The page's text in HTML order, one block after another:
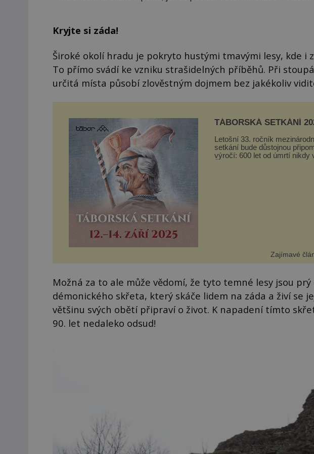
Kryjte si záda!
Široké okolí hradu je pokryto hustými tmavými lesy, kde i
To přímo svádí ke vzniku strašidelných příběhů. Při
určitá místa působí zlověstným dojmem bez jakékoliv
TÁBORSKÁ SETKÁNÍ
Letošní 33. ročník
setkání bude důstojnou
výročí: 600 let od úmrtí nikdy
Zajímavé
Možná za to ale může vědomí, že tyto temné lesy jsou
démonického skřeta, který skáče lidem na záda a živí se
většinu svých obětí připraví o život. K napadení tímto
90. let nedaleko odsud!